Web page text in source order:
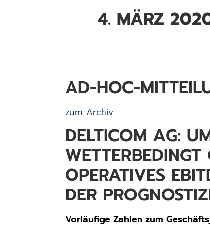
4. MÄRZ
AD-HOC-
zum Archiv
DELTICOM AG:
WETTERBEDINGT
OPERATIVES
DER
Vorläufige Zahlen zum